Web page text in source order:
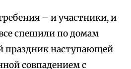
– и участники, и
спешили по домам
праздник наступающей
совпадением с